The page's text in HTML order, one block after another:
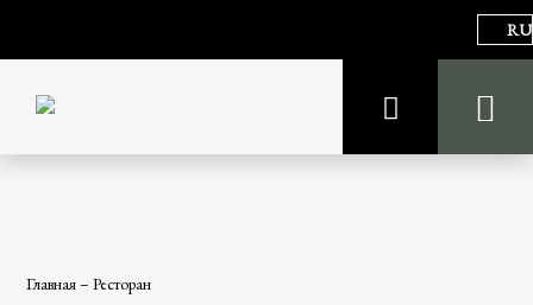
RU
Главная–Ресторан